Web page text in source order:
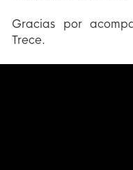
Gracias por
Trece.